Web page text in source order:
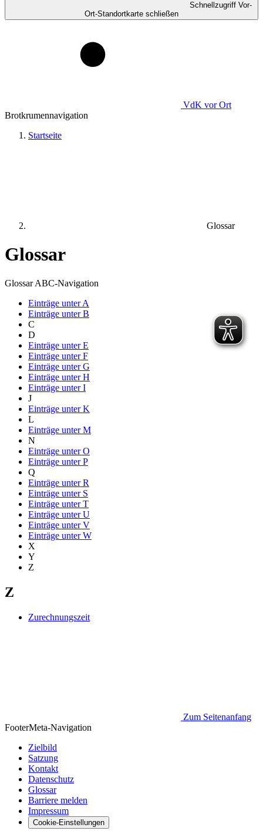
Schnellzugriff Vor-
Ort-Standortkarte schließen
VdK vor Ort
Brotkrumennavigation
Startseite
Glossar
Glossar
Glossar ABC-Navigation
Einträge unterA
Einträge unterB
C
D
Einträge unterE
Einträge unterF
Einträge unterG
Einträge unterH
Einträge unterI
J
Einträge unterK
L
Einträge unterM
N
Einträge unterO
Einträge unterP
Q
Einträge unterR
Einträge unterS
Einträge unterT
Einträge unterU
Einträge unterV
Einträge unterW
X
Y
Z
Z
Zurechnungszeit
Zum Seitenanfang
FooterMeta-Navigation
Zielbild
Satzung
Kontakt
Datenschutz
Glossar
Barriere melden
Impressum
Cookie-Einstellungen